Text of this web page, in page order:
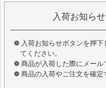
入荷お知ら
入荷お知らせボタンを押
てください。
商品が入荷した際にメール
商品の入荷やご注文を確定